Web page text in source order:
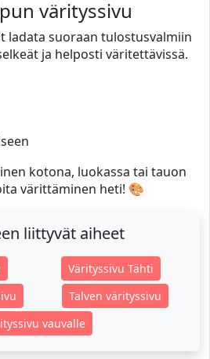
värityssivu
ladata suoraan tulostusvalmiin
ja helposti väritettävissä.
kotona, luokassa tai tauon
värittäminen heti! 🎨
liittyvät aiheet
Värityssivu Tähti
Talven värityssivu
vauvalle